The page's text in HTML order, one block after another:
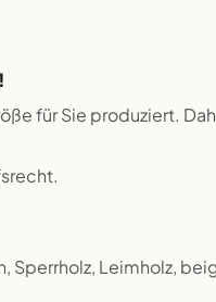
für Sie produziert.
Sperrholz, Leimholz,